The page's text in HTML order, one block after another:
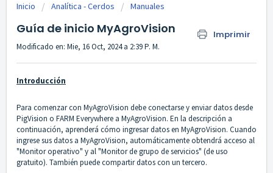
Inicio Analítica - Cerdos Manuales
Guía de inicio MyAgroVision Imprimir
Modificado en: Mie, 16 Oct, 2024 a 2:39 P. M.
Introducción
Para comenzar con MyAgroVision debe conectarse y enviar datos desde
PigVision o FARM Everywhere a MyAgroVision. En la descripción a
continuación, aprenderá cómo ingresar datos en MyAgroVision. Cuando
ingrese sus datos a MyAgroVision, automáticamente obtendrá acceso al
"Monitor operativo" y al "Monitor de grupo de servicios" (de uso
gratuito). También puede compartir datos con un tercero.